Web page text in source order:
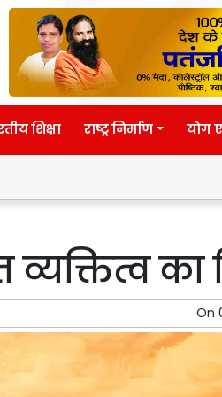
शिक्षा राष्ट्र निर्माण योग
का
On